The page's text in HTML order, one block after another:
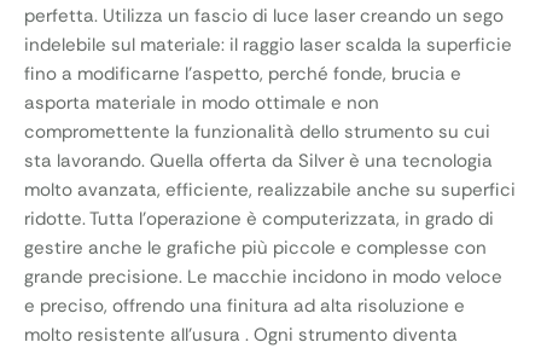
perfetta. Utilizza un fascio di luce laser creando un sego
indelebile sul materiale: il raggio laser scalda la superficie
fino a modificarne l’aspetto, perché fonde, brucia e
asporta materiale in modo ottimale e non
compromettente la funzionalità dello strumento su cui
sta lavorando. Quella offerta da Silver è una tecnologia
molto avanzata, efficiente, realizzabile anche su superfici
ridotte. Tutta l’operazione è computerizzata, in grado di
gestire anche le grafiche più piccole e complesse con
grande precisione. Le macchie incidono in modo veloce
e preciso, offrendo una finitura ad alta risoluzione e
molto resistente all’usura . Ogni strumento diventa